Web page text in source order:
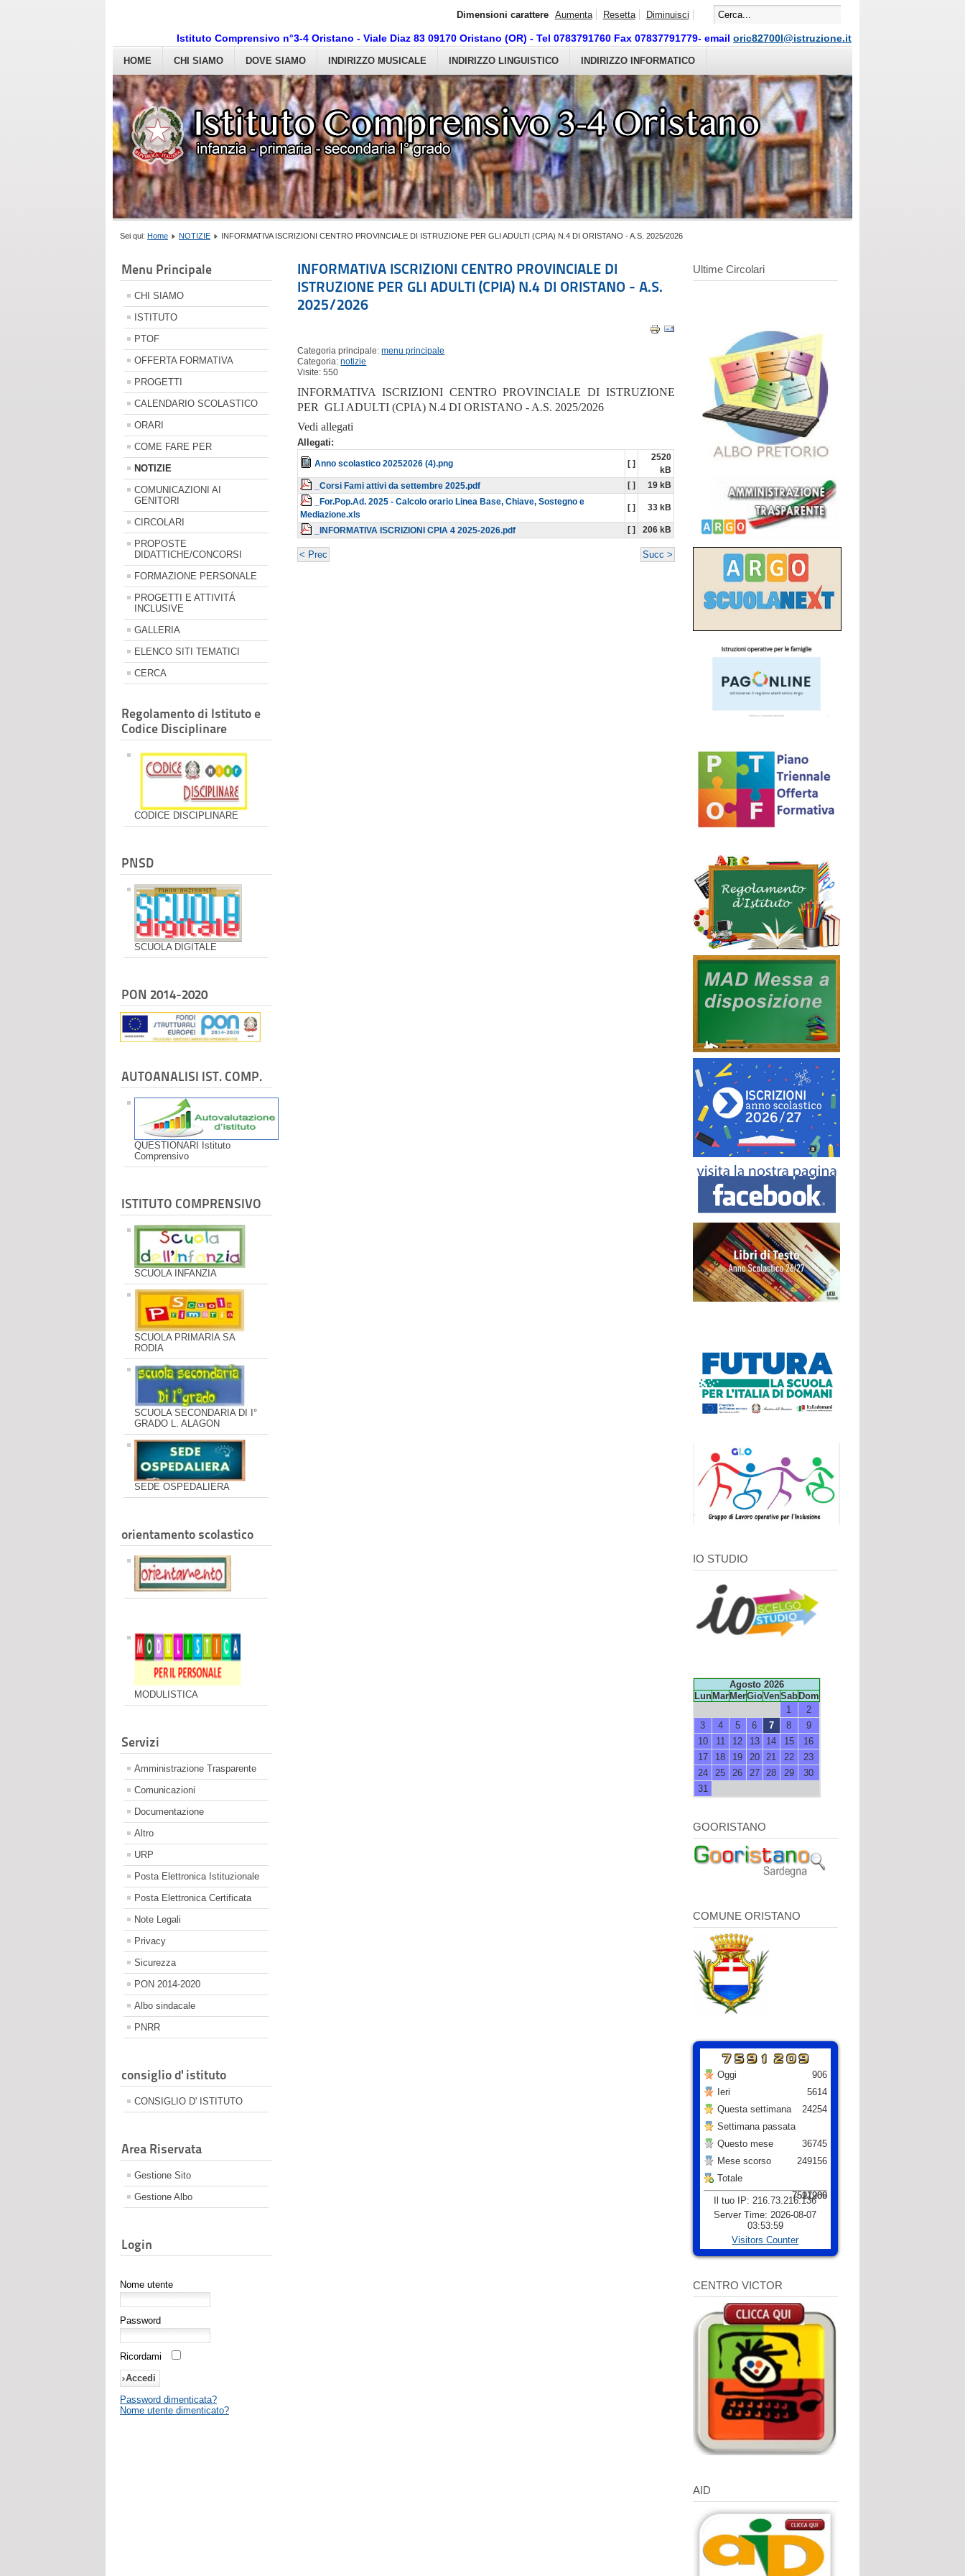
HOME CHI SIAMO DOVE SIAMO INDIRIZZO MUSICALE INDIRIZZO LINGUISTICO INDIRIZZO INFORMATICO
Dimensioni carattere Aumenta Resetta Diminuisci
Istituto Comprensivo n°3-4 Oristano - Viale Diaz 83 09170 Oristano (OR) - Tel 0783791760 Fax 07837791779- email oric82700l@istruzione.it
Sei qui: Home NOTIZIE INFORMATIVA ISCRIZIONI CENTRO PROVINCIALE DI ISTRUZIONE PER GLI ADULTI (CPIA) N.4 DI ORISTANO - A.S. 2025/2026
Menu Principale
CHI SIAMO
ISTITUTO
PTOF
OFFERTA FORMATIVA
PROGETTI
CALENDARIO SCOLASTICO
ORARI
COME FARE PER
NOTIZIE
COMUNICAZIONI AI
GENITORI
CIRCOLARI
PROPOSTE
DIDATTICHE/CONCORSI
FORMAZIONE PERSONALE
PROGETTI E ATTIVITÁ
INCLUSIVE
GALLERIA
ELENCO SITI TEMATICI
CERCA
Regolamento di Istituto e
Codice Disciplinare
CODICE DISCIPLINARE
PNSD
SCUOLA DIGITALE
PON 2014-2020
AUTOANALISI IST. COMP.
QUESTIONARI Istituto
Comprensivo
ISTITUTO COMPRENSIVO
SCUOLA INFANZIA
SCUOLA PRIMARIA SA
RODIA
SCUOLA SECONDARIA DI I°
GRADO L. ALAGON
SEDE OSPEDALIERA
orientamento scolastico
MODULISTICA
Servizi
Amministrazione Trasparente
Comunicazioni
Documentazione
Altro
URP
Posta Elettronica Istituzionale
Posta Elettronica Certificata
Note Legali
Privacy
Sicurezza
PON 2014-2020
Albo sindacale
PNRR
consiglio d' istituto
CONSIGLIO D' ISTITUTO
Area Riservata
Gestione Sito
Gestione Albo
Login
Nome utente
Password
Ricordami
Password dimenticata?
Nome utente dimenticato?
INFORMATIVA ISCRIZIONI CENTRO PROVINCIALE DI
ISTRUZIONE PER GLI ADULTI (CPIA) N.4 DI ORISTANO - A.S.
2025/2026
Categoria principale:menu principale
Categoria:notizie
Visite: 550
INFORMATIVA ISCRIZIONI CENTRO PROVINCIALE DI ISTRUZIONE
PER GLI ADULTI (CPIA) N.4 DI ORISTANO - A.S. 2025/2026
Vedi allegati
Allegati:
Anno scolastico 20252026 (4).png [ ]
2520
kB
_Corsi Fami attivi da settembre 2025.pdf
[ ]
19 kB
_For.Pop.Ad. 2025 - Calcolo orario Linea Base, Chiave, Sostegno e
Mediazione.xls
[ ] 33 kB
_INFORMATIVA ISCRIZIONI CPIA 4 2025-2026.pdf [ ] 206 kB
< Prec Succ >
Ultime Circolari
IO STUDIO
Agosto 2026
Lun Mar MerGioVenSab Dom
1
2
3
4 5 6 7 8
9
10
11 12 13 14 15
16
17
18 19 20 21 22
23
24
25 26 27 28 29
30
31
GOORISTANO
COMUNE ORISTANO
Oggi
Ieri
Questa settimana
Settimana passata
Questo mese
Mese scorso
Totale
906
5614
24254
7517986
36745
249156
7591209
Il tuo IP: 216.73.216.136
Server Time: 2026-08-07
03:53:59
Visitors Counter
CENTRO VICTOR
AID